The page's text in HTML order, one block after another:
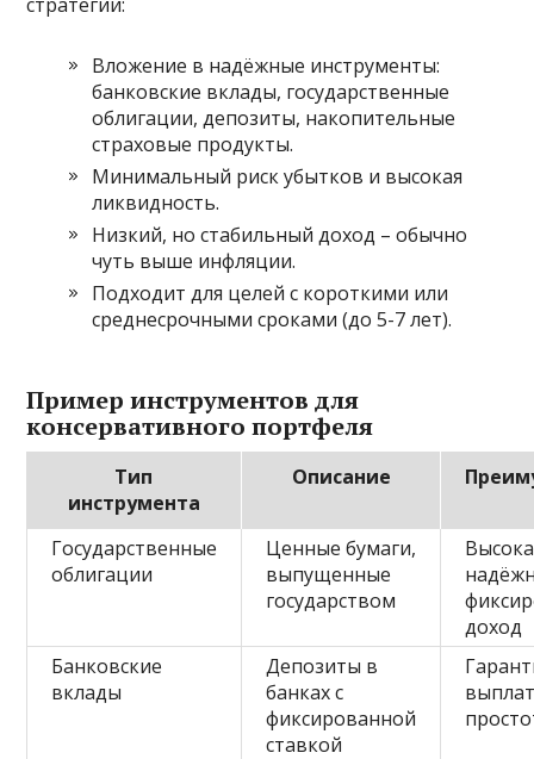
Вложение в надёжные инструменты:
банковские вклады, государственные
облигации, депозиты, накопительные
страховые продукты.
Минимальный риск убытков и высокая
ликвидность.
Низкий, но стабильный доход – обычно
чуть выше инфляции.
Подходит для целей с короткими или
среднесрочными сроками (до 5-7 лет).
Пример инструментов для
консервативного портфеля
Тип
инструмента
Описание
Государственные
облигации
Ценные бумаги,
выпущенные
государством
доход
Банковские
вклады
Депозиты в
банках с
фиксированной
ставкой